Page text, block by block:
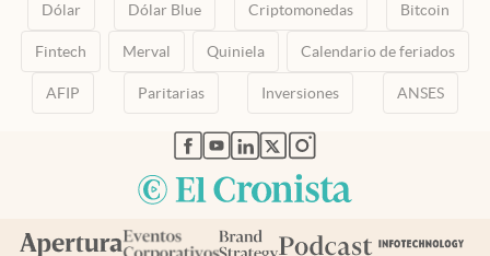
Dólar Dólar Blue Criptomonedas Bitcoin
Fintech Merval Quiniela Calendario de feriados
AFIP Paritarias Inversiones ANSES
abre en nueva pestaña
abre en nueva pestaña
abre en nueva pestaña
abre en nueva pestaña
abre en nueva pestaña